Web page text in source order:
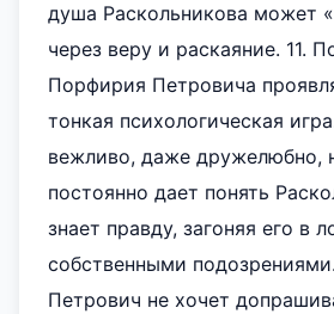
душа Раскольникова может
через веру и раскаяние. 11.
Порфирия Петровича
тонкая психологическая
вежливо, даже дружелюбно,
постоянно дает понять
знает правду, загоняя его в
собственными
Петрович не хочет